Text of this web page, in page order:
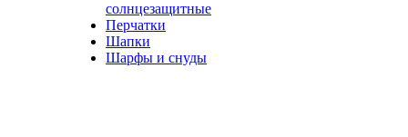
солнцезащитные
Перчатки
Шапки
Шарфы и снуды